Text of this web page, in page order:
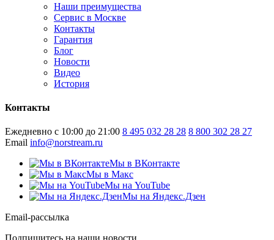
Наши преимущества
Сервис в Москве
Контакты
Гарантия
Блог
Новости
Видео
История
Контакты
Ежедневно с 10:00 до 21:00 8 495 032 28 28 8 800 302 28 27
Email info@norstream.ru
Мы в ВКонтакте
Мы в Макс
Мы на YouTube
Мы на Яндекс.Дзен
Email-рассылка